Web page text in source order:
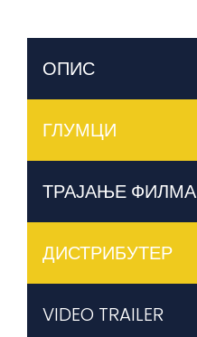
ОПИС
ГЛУМЦИ
ТРАЈАЊЕ ФИЛМА
ДИСТРИБУТЕР
VIDEO TRAILER